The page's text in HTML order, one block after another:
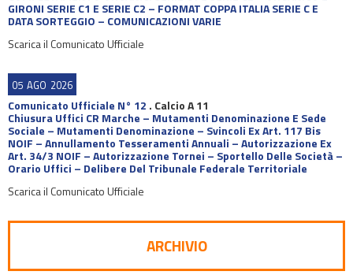
GIRONI SERIE C1 E SERIE C2 – FORMAT COPPA ITALIA SERIE C E
DATA SORTEGGIO – COMUNICAZIONI VARIE
Scarica il Comunicato Ufficiale
05 AGO 2026
Comunicato Ufficiale N° 12 . Calcio A 11
Chiusura Uffici CR Marche – Mutamenti Denominazione E Sede
Sociale – Mutamenti Denominazione – Svincoli Ex Art. 117 Bis
NOIF – Annullamento Tesseramenti Annuali – Autorizzazione Ex
Art. 34/3 NOIF – Autorizzazione Tornei – Sportello Delle Società –
Orario Uffici – Delibere Del Tribunale Federale Territoriale
Scarica il Comunicato Ufficiale
ARCHIVIO